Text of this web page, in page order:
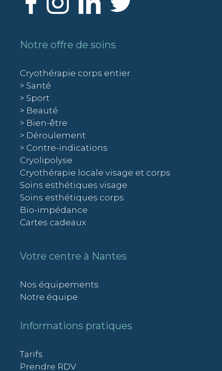
Notre offre de soins
Cryothérapie corps entier
> Santé
> Sport
> Beauté
> Bien-être
> Déroulement
> Contre-indications
Cryolipolyse
Cryothérapie locale visage et corps
Soins esthétiques visage
Soins esthétiques corps
Bio-impédance
Cartes cadeaux
Votre centre à Nantes
Nos équipements
Notre équipe
Informations pratiques
Tarifs
Prendre RDV